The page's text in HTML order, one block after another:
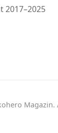
2017–2025
Magazin.